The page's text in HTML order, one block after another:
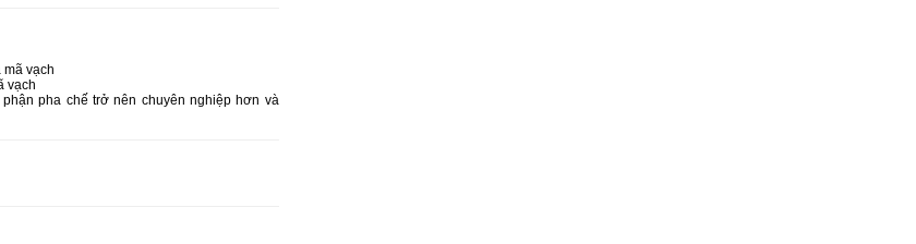
vạch
vạch
pha chế trở nên chuyên nghiệp hơn và